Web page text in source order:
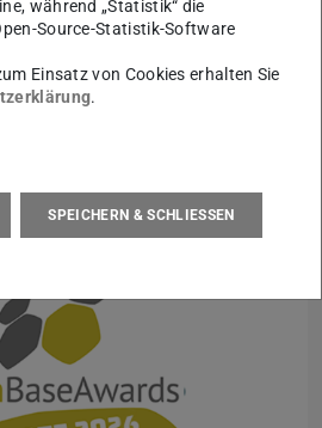
– Innovationen gestalten‘
CiP. „Die CiP ist ein
Weiterbildung und
zwischen Hochschule und
Stifterverbandes zu ihrer
während „Statistik“ die
Source-Statistik-Software
Einsatz von Cookies erhalten Sie
.
SPEICHERN & SCHLIESSEN